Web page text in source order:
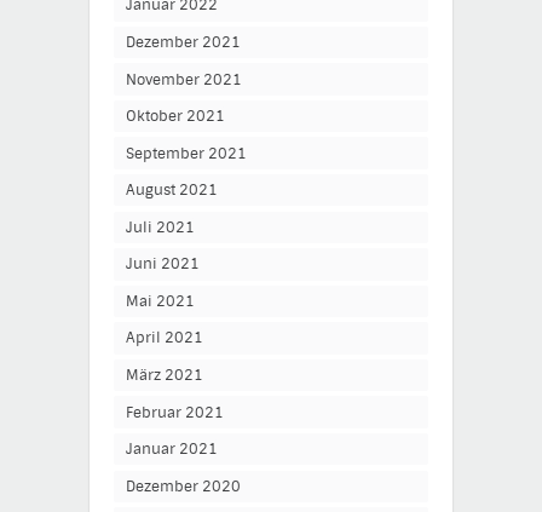
Januar 2022
Dezember 2021
November 2021
Oktober 2021
September 2021
August 2021
Juli 2021
Juni 2021
Mai 2021
April 2021
März 2021
Februar 2021
Januar 2021
Dezember 2020